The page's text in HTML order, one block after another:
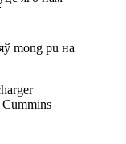
mong pu на